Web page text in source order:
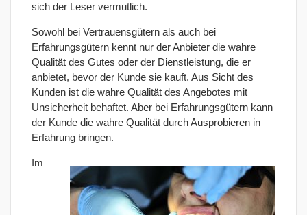
sich der Leser vermutlich.
Sowohl bei Vertrauensgütern als auch bei
Erfahrungsgütern kennt nur der Anbieter die wahre
Qualität des Gutes oder der Dienstleistung, die er
anbietet, bevor der Kunde sie kauft. Aus Sicht des
Kunden ist die wahre Qualität des Angebotes mit
Unsicherheit behaftet. Aber bei Erfahrungsgütern kann
der Kunde die wahre Qualität durch Ausprobieren in
Erfahrung bringen.
Im